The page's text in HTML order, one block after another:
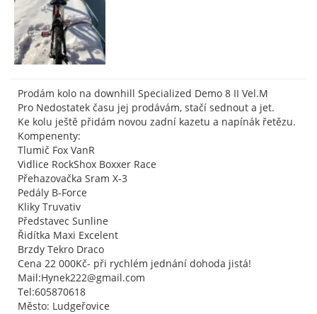
Prodám kolo na downhill Specialized Demo 8 II Vel.M
Pro Nedostatek času jej prodávám, stačí sednout a jet.
Ke kolu ještě přidám novou zadní kazetu a napínák řetězu.
Kompenenty:
Tlumič Fox VanR
Vidlice RockShox Boxxer Race
Přehazovačka Sram X-3
Pedály B-Force
Kliky Truvativ
Představec Sunline
Řidítka Maxi Excelent
Brzdy Tekro Draco
Cena 22 000Kč- při rychlém jednání dohoda jistá!
Mail:Hynek222@gmail.com
Tel:605870618
Město: Ludgeřovice